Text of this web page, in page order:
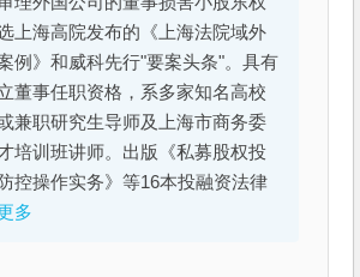
上海高院发布的《上海法院域外
例》和威科先行"要案头条"。具有
董事任职资格，系多家知名高校
兼职研究生导师及上海市商务委
培训班讲师。出版《私募股权投
控操作实务》等16本投融资法律
多